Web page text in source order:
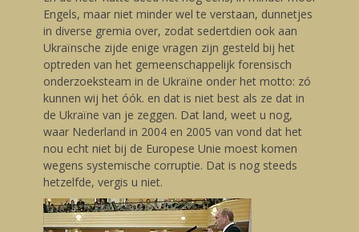
Engels, maar niet minder wel te verstaan, dunnetjes
in diverse gremia over, zodat sedertdien ook aan
Ukraïnsche zijde enige vragen zijn gesteld bij het
optreden van het gemeenschappelijk forensisch
onderzoeksteam in de Ukraïne onder het motto: zó
kunnen wij het óók. en dat is niet best als ze dat in
de Ukraïne van je zeggen. Dat land, weet u nog,
waar Nederland in 2004 en 2005 van vond dat het
nou echt niet bij de Europese Unie moest komen
wegens systemische corruptie. Dat is nog steeds
hetzelfde, vergis u niet.